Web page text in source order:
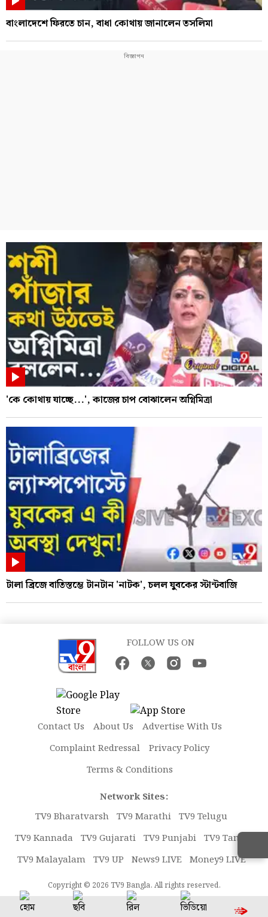
বাংলাদেশে ফিরতে চান, বাধা কোথায় জানালেন তসলিমা
'কে কোথায় যাচ্ছে...', কাজের চাপ বোঝালেন অগ্নিমিত্রা
টালা ব্রিজে বাতিস্তম্ভে টানটান 'নাটক', চলল যুবকের স্টান্টবাজি
FOLLOW US ON
Contact Us About Us
Advertise With Us
Complaint Redressal
Privacy Policy
Terms & Conditions
Network Sites:
TV9 Bharatvarsh TV9 Marathi TV9 Telugu
TV9 Kannada TV9 Gujarati TV9 Punjabi TV9 Tamil
TV9 Malayalam TV9 UP News9 LIVE Money9 LIVE
Copyright © 2026 TV9 Bangla. All rights reserved.